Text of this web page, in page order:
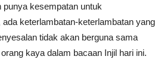
kesempatan untuk
keterlambatan-keterlambatan yang
tidak akan berguna sama
kaya dalam bacaan Injil hari ini.